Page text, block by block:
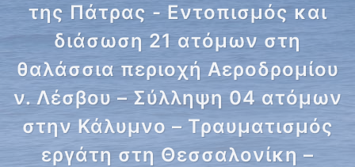
της Πάτρας - Εντοπισμός και
διάσωση 21 ατόμων στη
θαλάσσια περιοχή Αεροδρομίου
ν. Λέσβου – Σύλληψη 04 ατόμων
στην Κάλυμνο – Τραυματισμός
εργάτη στη Θεσσαλονίκη –